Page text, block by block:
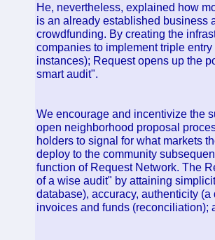
He, nevertheless, explained how
is an already established business
crowdfunding. By creating the
companies to implement triple
instances); Request opens up the
smart audit".
We encourage and incentivize the
open neighborhood proposal
holders to signal for what markets
deploy to the community
function of Request Network. The
of a wise audit" by attaining
database), accuracy, authenticity
invoices and funds (reconciliation);